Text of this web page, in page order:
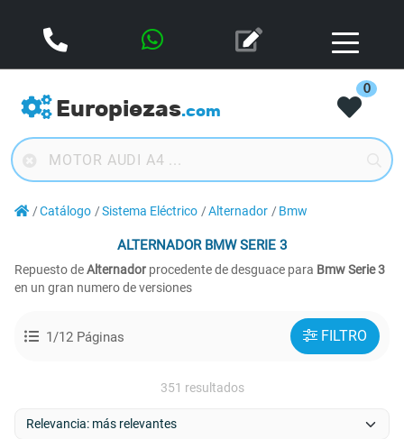
Europiezas.com
0
Catálogo Sistema Eléctrico Alternador Bmw
ALTERNADORBMW SERIE 3
Repuesto deAlternador procedente de desguace para Bmw Serie 3
en un gran numero de versiones
1/12 Páginas FILTRO
351 resultados